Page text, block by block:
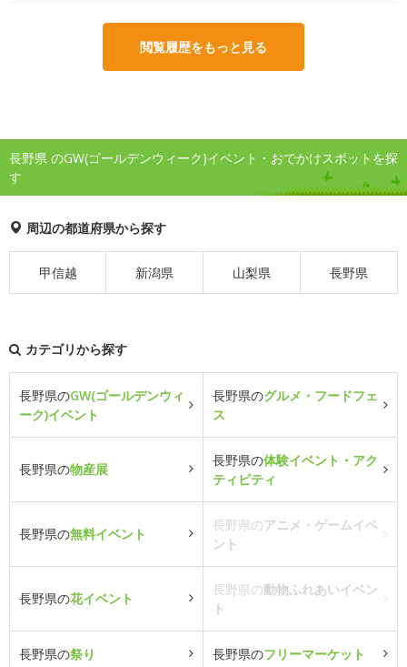
閲覧履歴をもっと見る
長野県 のGW(ゴールデンウィーク)イベント・おでかけスポットを探
す
周辺の都道府県から探す
甲信越 新潟県 山梨県 長野県
カテゴリから探す
長野県のGW(ゴールデンウィ
ーク)イベント
長野県のグルメ・フードフェ
ス
長野県の物産展
長野県の体験イベント・アク
ティビティ
長野県の無料イベント
長野県のアニメ・ゲームイベ
ント
長野県の花イベント
長野県の動物ふれあいイベン
ト
長野県の祭り 長野県のフリーマーケット